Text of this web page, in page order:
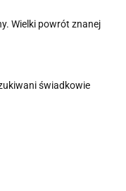
Wielki powrót znanej
świadkowie